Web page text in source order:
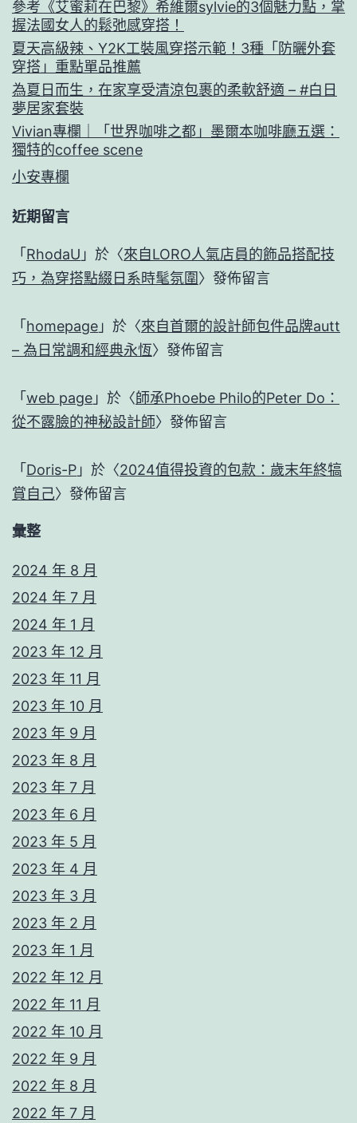
參考《艾蜜莉在巴黎》希維爾sylvie的3個魅力點，掌
握法國女人的鬆弛感穿搭！
夏天高級辣、Y2K工裝風穿搭示範！3種「防曬外套
穿搭」重點單品推薦
為夏日而生，在家享受清涼包裹的柔軟舒適 – #白日
夢居家套裝
Vivian專欄｜「世界咖啡之都」墨爾本咖啡廳五選：
獨特的coffee scene
小安專欄
近期留言
「RhodaU 」於〈來自LORO人氣店員的飾品搭配技
巧，為穿搭點綴日系時髦氛圍〉發佈留言
「homepage 」於〈來自首爾的設計師包件品牌autt
– 為日常調和經典永恆〉發佈留言
「web page 」於〈師承Phoebe Philo的Peter Do：
從不露臉的神秘設計師〉發佈留言
「Doris-P 」於〈2024值得投資的包款：歲末年終犒
賞自己〉發佈留言
彙整
2024 年 8 月
2024 年 7 月
2024 年 1 月
2023 年 12 月
2023 年 11 月
2023 年 10 月
2023 年 9 月
2023 年 8 月
2023 年 7 月
2023 年 6 月
2023 年 5 月
2023 年 4 月
2023 年 3 月
2023 年 2 月
2023 年 1 月
2022 年 12 月
2022 年 11 月
2022 年 10 月
2022 年 9 月
2022 年 8 月
2022 年 7 月